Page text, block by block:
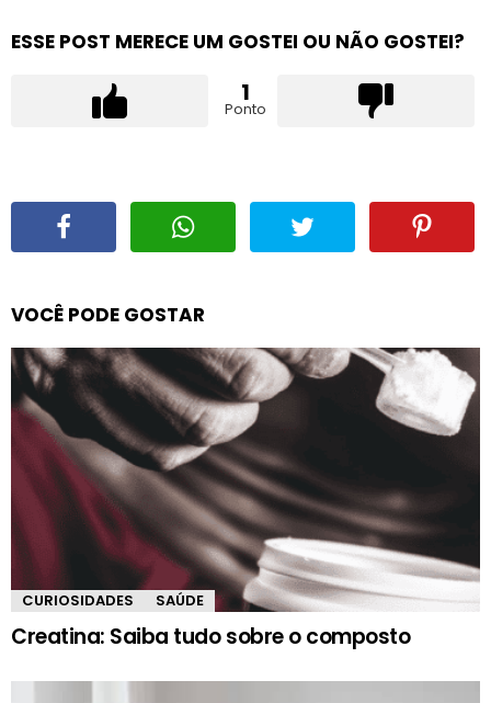
ESSE POST MERECE UM GOSTEI OU NÃO GOSTEI?
1
Ponto
VOCÊ PODE GOSTAR
CURIOSIDADES SAÚDE
Creatina: Saiba tudo sobre o composto